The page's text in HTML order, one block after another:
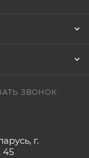
ЗВОНОК
г.
45